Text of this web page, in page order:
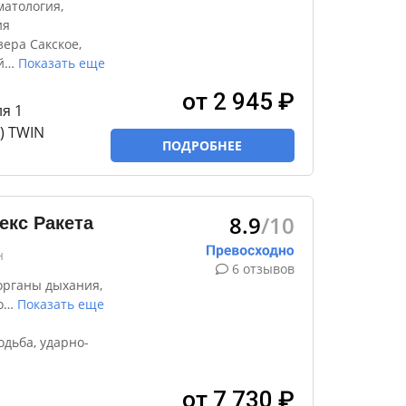
Сакское,
… Показать еще
1
TWIN
от 2 945 ₽
ПОДРОБНЕЕ
Ракета
дыхания,
… Показать еще
ударно-
8.9/10
6 отзывов
от 7 730 ₽